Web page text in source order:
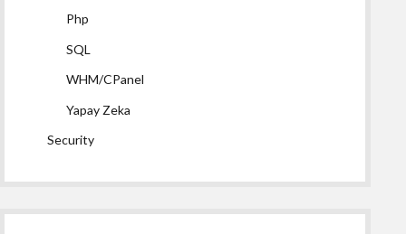
Php
SQL
WHM/CPanel
Yapay Zeka
Security